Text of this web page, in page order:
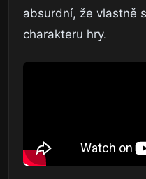
absurdní, že vlastně
charakteru hry.